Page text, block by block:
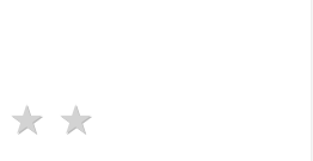
4 hviezdy
3 hviezdy